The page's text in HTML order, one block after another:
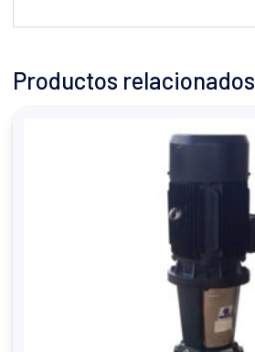
Productos relacionados